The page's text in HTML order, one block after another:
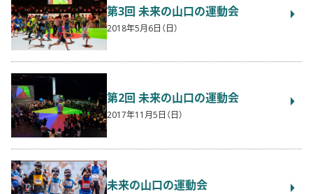
第3回 未来の山口の運動会
2018年5月6日（日）
第2回 未来の山口の運動会
2017年11月5日（日）
未来の山口の運動会